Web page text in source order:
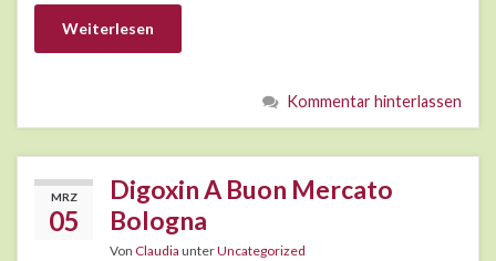
Weiterlesen
Kommentar hinterlassen
MRZ
05
Digoxin A Buon Mercato
Bologna
Von Claudia unterUncategorized